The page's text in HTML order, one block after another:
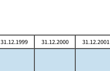
31.12.1999 31.12.2000 31.12.2001